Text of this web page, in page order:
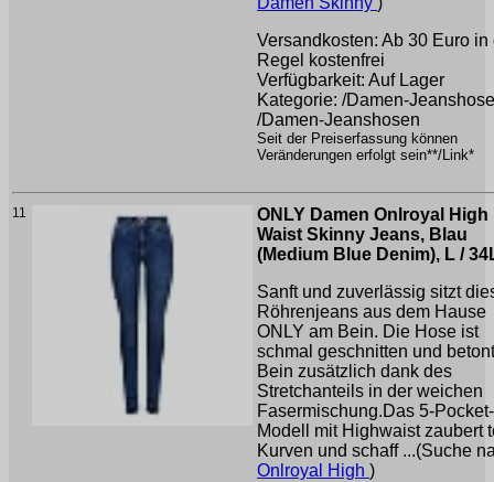
Versandkosten: Ab 30 Euro in
Regel kostenfrei
Verfügbarkeit: Auf Lager
Kategorie: /Damen-
/Damen-Jeanshosen
Seit der Preiserfassung können
Veränderungen erfolgt sein**/Link*
11
ONLY Damen Onlroyal High
Waist Skinny Jeans, Blau
(Medium Blue Denim), L /
Sanft und zuverlässig sitzt
Röhrenjeans aus dem Hause
ONLY am Bein. Die Hose ist
schmal geschnitten und
Bein zusätzlich dank des
Stretchanteils in der weichen
Fasermischung.Das 5-Pocket-
Modell mit Highwaist zaubert
Kurven und schaff ...(Suche
Onlroyal High )